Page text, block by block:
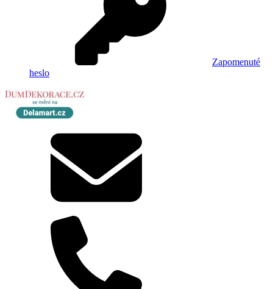
Zapomenuté
heslo